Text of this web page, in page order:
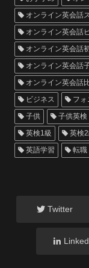
オンライン英会話
オンライン英会話
オンライン英会話
オンライン英会話
オンライン英会話
ビジネス
フォ
子供
子供英検
英検1級
英検2
英語学習
転職
Twitter